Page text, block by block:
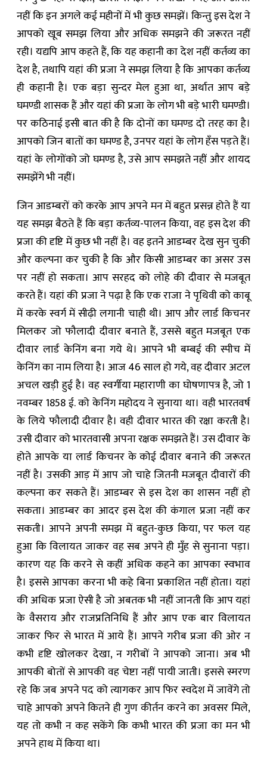
नहीं कि इन अगले कई महीनों में भी कुछ समझें। किन्तु इस देश ने
आपको खूब समझ लिया और अधिक समझने की जरूरत नहीं
रही। यद्यपि आप कहते हैं, कि यह कहानी का देश नहीं कर्तव्य का
देश है, तथापि यहां की प्रजा ने समझ लिया है कि आपका कर्तव्य
ही कहानी है। एक बड़ा सुन्दर मेल हुआ था, अर्थात आप बड़े
घमण्डी शासक हैं और यहां की प्रजा के लोग भी बड़े भारी घमण्डी।
पर कठिनाई इसी बात की है कि दोनों का घमण्ड दो तरह का है।
आपको जिन बातों का घमण्ड है, उनपर यहां के लोग हँस पड़ते हैं।
यहां के लोगोंको जो घमण्ड है, उसे आप समझते नहीं और शायद
समझेंगे भी नहीं।
जिन आडम्बरों को करके आप अपने मन में बहुत प्रसन्न होते हैं या
यह समझ बैठते हैं कि बड़ा कर्तव्य-पालन किया, वह इस देश की
प्रजा की दृष्टि में कुछ भी नहीं है। वह इतने आडम्बर देख सुन चुकी
और कल्पना कर चुकी है कि और किसी आडम्बर का असर उस
पर नहीं हो सकता। आप सरहद को लोहे की दीवार से मजबूत
करते हैं। यहां की प्रजा ने पढ़ा है कि एक राजा ने पृथिवी को काबू
में करके स्वर्ग में सीढ़ी लगानी चाही थी। आप और लार्ड किचनर
मिलकर जो फौलादी दीवार बनाते हैं, उससे बहुत मजबूत एक
दीवार लार्ड केनिंग बना गये थे। आपने भी बम्बई की स्पीच में
केनिंग का नाम लिया है। आज 46 साल हो गये, वह दीवार अटल
अचल खड़ी हुई है। वह स्वर्गीया महाराणी का घोषणापत्र है, जो 1
नवम्बर 1858 ई. को केनिंग महोदय ने सुनाया था। वही भारतवर्ष
के लिये फौलादी दीवार है। वही दीवार भारत की रक्षा करती है।
उसी दीवार को भारतवासी अपना रक्षक समझते हैं। उस दीवार के
होते आपके या लार्ड किचनर के कोई दीवार बनाने की जरूरत
नहीं है। उसकी आड़ में आप जो चाहे जितनी मजबूत दीवारों की
कल्पना कर सकते हैं। आडम्बर से इस देश का शासन नहीं हो
सकता। आडम्बर का आदर इस देश की कंगाल प्रजा नहीं कर
सकती। आपने अपनी समझ में बहुत-कुछ किया, पर फल यह
हुआ कि विलायत जाकर वह सब अपने ही मुँह से सुनाना पड़ा।
कारण यह कि करने से कहीं अधिक कहने का आपका स्वभाव
है। इससे आपका करना भी कहे बिना प्रकाशित नहीं होता। यहां
की अधिक प्रजा ऐसी है जो अबतक भी नहीं जानती कि आप यहां
के वैसराय और राजप्रतिनिधि हैं और आप एक बार विलायत
जाकर फिर से भारत में आये हैं। आपने गरीब प्रजा की ओर न
कभी दृष्टि खोलकर देखा, न गरीबों ने आपको जाना। अब भी
आपकी बोतों से आपकी वह चेष्टा नहीं पायी जाती। इससे स्मरण
रहे कि जब अपने पद को त्यागकर आप फिर स्वदेश में जावेंगे तो
चाहे आपको अपने कितने ही गुण कीर्तन करने का अवसर मिले,
यह तो कभी न कह सकेंगे कि कभी भारत की प्रजा का मन भी
अपने हाथ में किया था।